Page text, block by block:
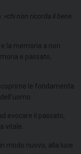
«chi non ricorda il bene
la memoria a non
e passato,
le fondamenta
evocare il passato,
vitale.
modo nuovo, alla luce